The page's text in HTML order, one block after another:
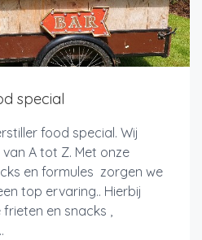
special
food special. Wij
A tot Z. Met onze
en formules zorgen we
top ervaring.. Hierbij
frieten en snacks ,